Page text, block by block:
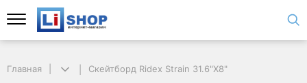
Главная Скейтборд Ridex Strain 31.6"X8"